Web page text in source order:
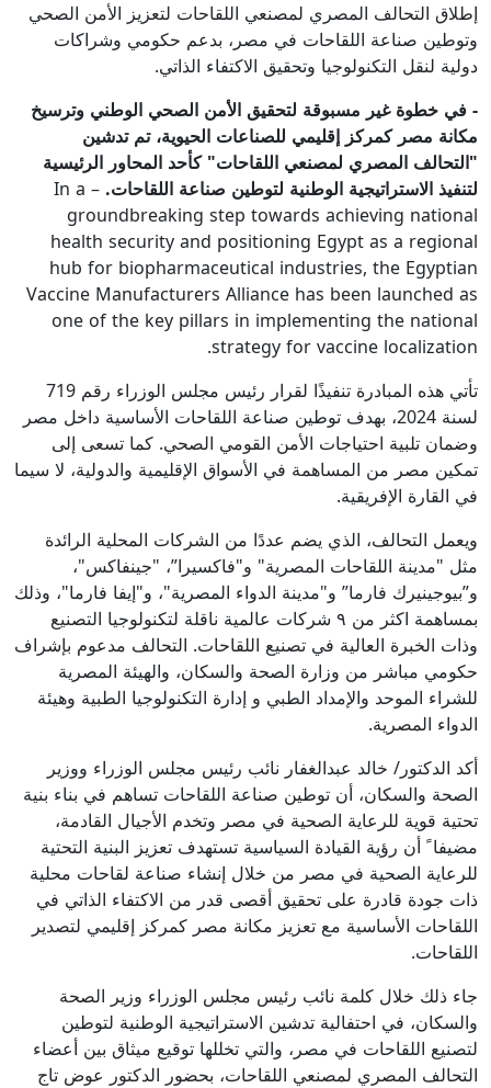
إطلاق التحالف المصري لمصنعي اللقاحات لتعزيز الأمن الصحي
وتوطين صناعة اللقاحات في مصر، بدعم حكومي وشراكات
دولية لنقل التكنولوجيا وتحقيق الاكتفاء الذاتي.
- في خطوة غير مسبوقة لتحقيق الأمن الصحي الوطني وترسيخ
مكانة مصر كمركز إقليمي للصناعات الحيوية، تم تدشين
"التحالف المصري لمصنعي اللقاحات" كأحد المحاور الرئيسية
لتنفيذ الاستراتيجية الوطنية لتوطين صناعة اللقاحات.
– In a
groundbreaking step towards achieving national
health security and positioning Egypt as a regional
hub for biopharmaceutical industries, the Egyptian
Vaccine Manufacturers Alliance has been launched as
one of the key pillars in implementing the national
strategy for vaccine localization.
تأتي هذه المبادرة تنفيذًا لقرار رئيس مجلس الوزراء رقم 719
لسنة 2024، بهدف توطين صناعة اللقاحات الأساسية داخل مصر
وضمان تلبية احتياجات الأمن القومي الصحي. كما تسعى إلى
تمكين مصر من المساهمة في الأسواق الإقليمية والدولية، لا سيما
في القارة الإفريقية.
ويعمل التحالف، الذي يضم عددًا من الشركات المحلية الرائدة
مثل "مدينة اللقاحات المصرية" و"فاكسيرا”، "جينفاكس"،
و”بيوجينيرك فارما” و"مدينة الدواء المصرية"، و"إيفا فارما"، وذلك
بمساهمة اكثر من ٩ شركات عالمية ناقلة لتكنولوجيا التصنيع
وذات الخبرة العالية في تصنيع اللقاحات. التحالف مدعوم بإشراف
حكومي مباشر من وزارة الصحة والسكان، والهيئة المصرية
للشراء الموحد والإمداد الطبي و إدارة التكنولوجيا الطبية وهيئة
الدواء المصرية.
أكد الدكتور/ خالد عبدالغفار نائب رئيس مجلس الوزراء ووزير
الصحة والسكان، أن توطين صناعة اللقاحات تساهم في بناء بنية
تحتية قوية للرعاية الصحية في مصر وتخدم الأجيال القادمة،
مضيفا ً أن رؤية القيادة السياسية تستهدف تعزيز البنية التحتية
للرعاية الصحية في مصر من خلال إنشاء صناعة لقاحات محلية
ذات جودة قادرة على تحقيق أقصى قدر من الاكتفاء الذاتي في
اللقاحات الأساسية مع تعزيز مكانة مصر كمركز إقليمي لتصدير
اللقاحات.
جاء ذلك خلال كلمة نائب رئيس مجلس الوزراء وزير الصحة
والسكان، في احتفالية تدشين الاستراتيجية الوطنية لتوطين
لتصنيع اللقاحات في مصر، والتي تخللها توقيع ميثاق بين أعضاء
التحالف المصري لمصنعي اللقاحات، بحضور الدكتور عوض تاج